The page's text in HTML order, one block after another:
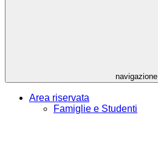
navigazione
Area riservata
Famiglie e Studenti